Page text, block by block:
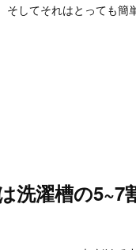
そしてそれはとっても簡
洗濯槽の5~7